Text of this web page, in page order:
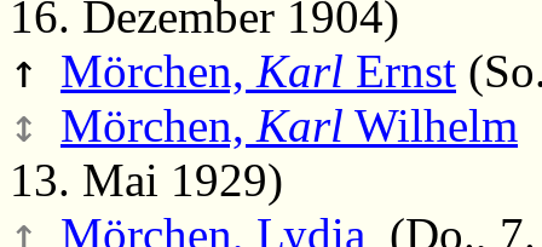
16. Dezember 1904)
↑ Mörchen, Karl Ernst
↕ Mörchen, Karl Wilhelm
13. Mai 1929)
↑ Mörchen, Lydia (Do.,